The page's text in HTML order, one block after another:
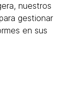
nuestros
gestionar
en sus